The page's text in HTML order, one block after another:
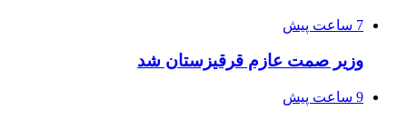
7 ساعت پیش
وزیر صمت عازم قرقیزستان شد
9 ساعت پیش